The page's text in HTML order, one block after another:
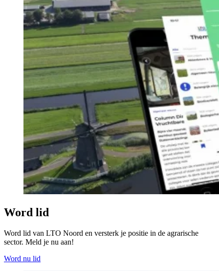
Word lid
Word lid van LTO Noord en versterk je positie in de agrarische
sector. Meld je nu aan!
Word nu lid